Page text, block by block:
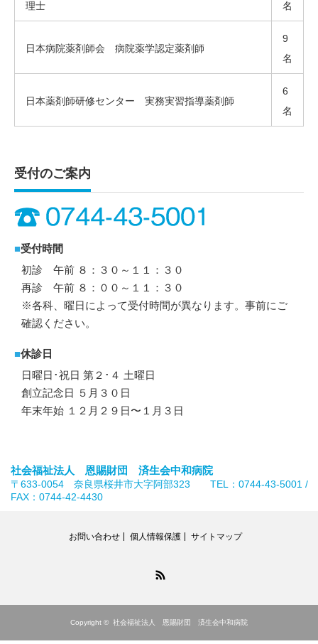
理士
名
日本病院薬剤師会 病院薬学認定薬剤師
9
名
日本薬剤師研修センター 実務実習指導薬剤師
6
名
受付のご案内
■受付時間
初診 午前 ８：３０～１１：３０
再診 午前 ８：００～１１：３０
※各科、曜日によって受付時間が異なります。事前にご
確認ください。
■休診日
日曜日･祝日 第２･４ 土曜日
創立記念日 ５月３０日
年末年始 １２月２９日〜１月３日
社会福祉法人 恩賜財団 済生会中和病院
〒633-0054 奈良県桜井市大字阿部323 TEL：0744-43-5001 /
FAX：0744-42-4430
お問い合わせ 個人情報保護 サイトマップ
Copyright © 社会福祉法人 恩賜財団 済生会中和病院